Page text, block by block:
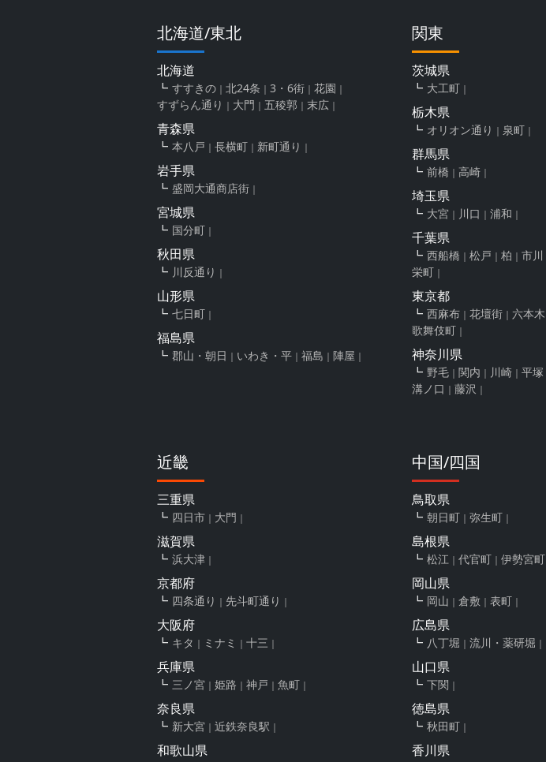
北海道/東北
北海道
すすきの 北24条 3・6街
花園
すずらん通り
大門 五稜郭 末広
青森県
本八戸 長横町 新町通り
岩手県
盛岡大通商店街
宮城県
国分町
秋田県
川反通り
山形県
七日町
福島県
郡山・朝日 いわき・平 福島 陣屋
関東
茨城県
大工町
栃木県
オリオン通り 泉町
群馬県
前橋 高崎
埼玉県
大宮 川口 浦和
千葉県
西船橋 松戸 柏 市川
栄町
東京都
西麻布 花壇街 六本木
歌舞伎町
神奈川県
野毛 関内 川崎 平塚
溝ノ口
藤沢
近畿
三重県
四日市 大門
滋賀県
浜大津
京都府
四条通り 先斗町通り
大阪府
キタ ミナミ 十三
兵庫県
三ノ宮 姫路 神戸 魚町
奈良県
新大宮 近鉄奈良駅
和歌山県
中国/四国
鳥取県
朝日町 弥生町
島根県
松江 代官町 伊勢宮町
岡山県
岡山 倉敷 表町
広島県
八丁堀 流川・薬研堀
山口県
下関
徳島県
秋田町
香川県